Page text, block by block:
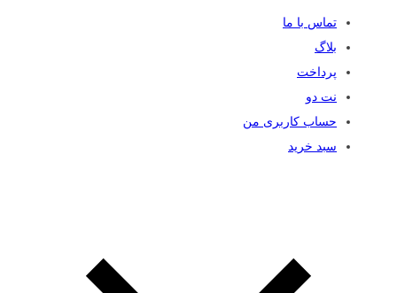
تماس با ما
بلاگ
پرداخت
نت دو
حساب کاربری من
سبد خرید